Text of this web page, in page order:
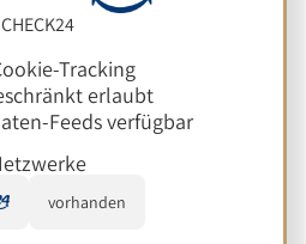
CHECK24
Tracking
erlaubt
Feeds verfügbar
vorhanden